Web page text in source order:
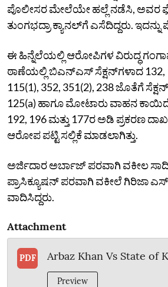
ಪೊಲೀಸರ ಮೇಲೆಯೇ ಹಲ್ಲೆ ನಡೆಸಿ, ಅವರ
ತುಂಗಭದ್ರಾ ಕ್ಯಾನಲ್‌ಗೆ ಎಸೆದಿದ್ದರು. ಇದನ್ನು
ಈ ಹಿನ್ನೆಲೆಯಲ್ಲಿ ಆರೋಪಿಗಳ ವಿರುದ್ಧ
ಠಾಣೆಯಲ್ಲಿ ಬಿಎನ್‌ಎಸ್‌ ಸೆಕ್ಷನ್‌ಗಳಾದ 132,
115(1), 352, 351(2), 238 ಜೊತೆಗೆ
125(a) ಹಾಗೂ ಮೋಟಾರು ವಾಹನ ಕಾಯಿದೆ
192, 196 ಮತ್ತು 177ರ ಅಡಿ ಪ್ರಕರಣ
ಆರೋಪ ಪಟ್ಟಿ ಸಲ್ಲಿಕೆ ಮಾಡಲಾಗಿತ್ತು.
ಅರ್ಜಿದಾರ ಅರ್ಬಾಜ್‌ ಪರವಾಗಿ ವಕೀಲ
ಪ್ರಾಸಿಕ್ಯೂಷನ್‌ ಪರವಾಗಿ ವಕೀಲೆ ಗಿರಿಜಾ
ವಾದಿಸಿದ್ದರು.
Attachment
PDF Arbaz Khan Vs State of
Preview